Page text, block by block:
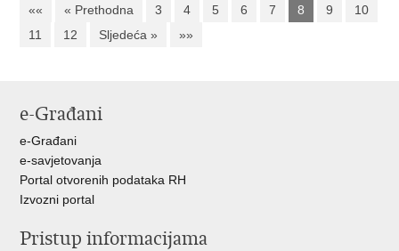
«« « Prethodna 3 4 5 6 7 8 9
10
11
12 Sljedeća » »»
e-Građani
e-Građani
e-savjetovanja
Portal otvorenih podataka RH
Izvozni portal
Pristup informacijama